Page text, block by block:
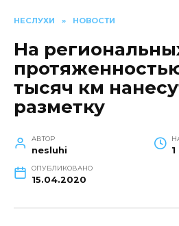
НЕСЛУХИ » НОВОСТИ
На
тысяч км
разметку
АВТОР
nesluhi
ОПУБЛИКОВАНО
15.04.2020